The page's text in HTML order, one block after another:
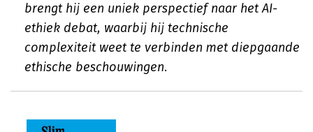
brengt hij een uniek perspectief naar het AI-
ethiek debat, waarbij hij technische
complexiteit weet te verbinden met diepgaande
ethische beschouwingen.